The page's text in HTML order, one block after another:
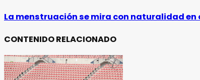
La menstruación se mira con naturalidad en
CONTENIDO RELACIONADO